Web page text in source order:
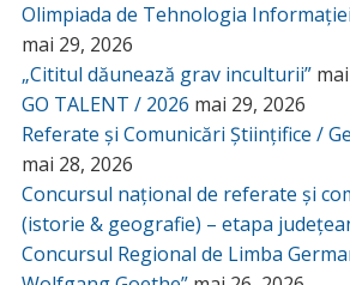
Olimpiada de Tehnologia
mai 29, 2026
„Cititul dăunează grav inculturii”
GO TALENT / 2026 mai 29, 2026
Referate și Comunicări Științifice /
mai 28, 2026
Concursul național de referate și
(istorie & geografie) – etapa
Concursul Regional de Limba